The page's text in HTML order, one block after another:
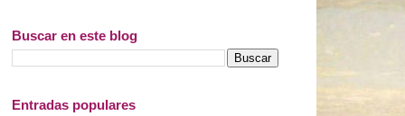
Buscar en este blog
Entradas populares